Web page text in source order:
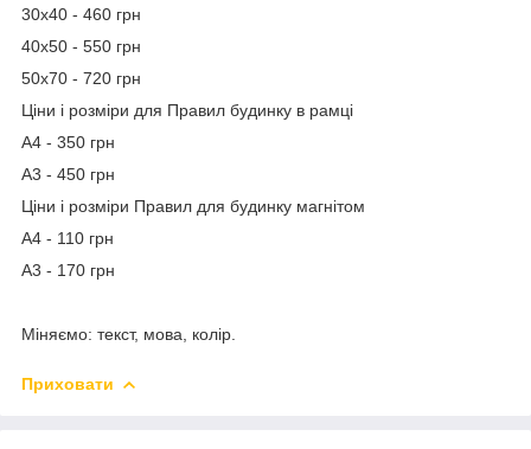
30х40 - 460 грн
40х50 - 550 грн
50х70 - 720 грн
Ціни і розміри для Правил будинку в рамці
А4 - 350 грн
А3 - 450 грн
Ціни і розміри Правил для будинку магнітом
А4 - 110 грн
А3 - 170 грн
Міняємо: текст, мова, колір.
Приховати